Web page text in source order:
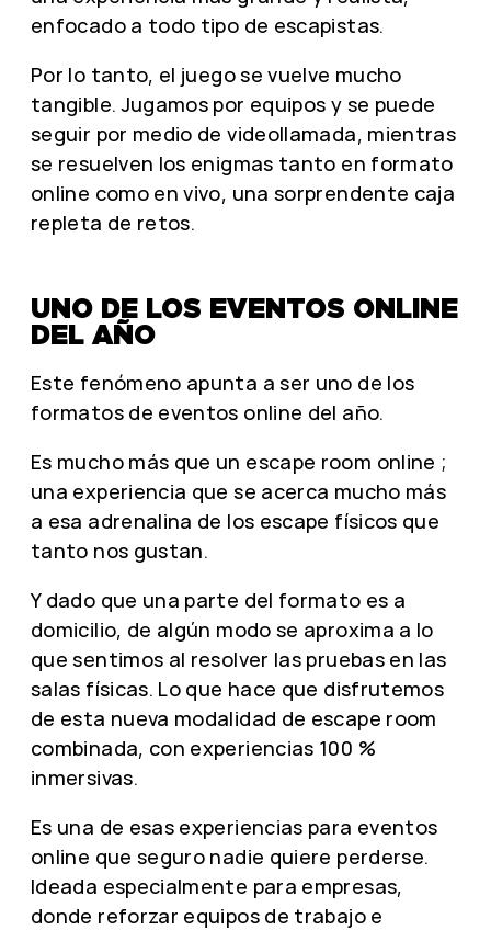
enfocado a todo tipo de escapistas.
Por lo tanto, el juego se vuelve mucho
tangible. Jugamos por equipos y se puede
seguir por medio de videollamada, mientras
se resuelven los enigmas tanto en formato
online como en vivo, una sorprendente caja
repleta de retos.
UNO DE LOS EVENTOS ONLINE
DEL AÑO
Este fenómeno apunta a ser uno de los
formatos de eventos online del año.
Es mucho más que un escape room online ;
una experiencia que se acerca mucho más
a esa adrenalina de los escape físicos que
tanto nos gustan.
Y dado que una parte del formato es a
domicilio, de algún modo se aproxima a lo
que sentimos al resolver las pruebas en las
salas físicas. Lo que hace que disfrutemos
de esta nueva modalidad de escape room
combinada, con experiencias 100 %
inmersivas.
Es una de esas experiencias para eventos
online que seguro nadie quiere perderse.
Ideada especialmente para empresas,
donde reforzar equipos de trabajo e